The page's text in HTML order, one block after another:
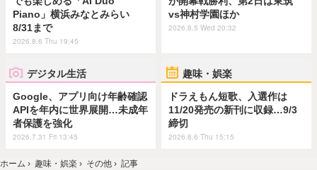
Piano」横浜みなとみらい
8/31まで
2026.8.6 Thu 19:45
vs神村学園ほか
2026.8.5 Wed 20:32
デジタル生活
Google、アプリ向け年齢確認
APIを年内に世界展開…未成年
者保護を強化
2026.7.31 Fri 13:45
趣味・娯楽
ドラえもん短歌、入選作は
11/20発売の新刊に収録…9/3
締切
2026.8.6 Thu 15:15
ホーム › 趣味・娯楽 › その他 › 記事